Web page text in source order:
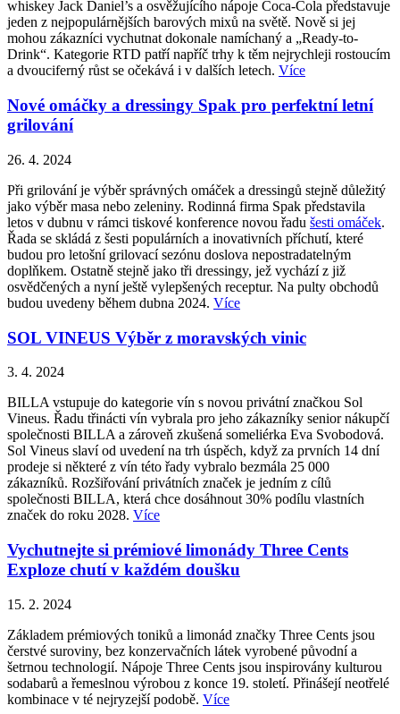
whiskey Jack Daniel’s a osvěžujícího nápoje Coca-Cola představuje
jeden z nejpopulárnějších barových mixů na světě. Nově si jej
mohou zákazníci vychutnat dokonale namíchaný a „Ready-to-
Drink“. Kategorie RTD patří napříč trhy k těm nejrychleji rostoucím
a dvouciferný růst se očekává i v dalších letech. Více
Nové omáčky a dressingy Spak pro perfektní letní
grilování
26. 4. 2024
Při grilování je výběr správných omáček a dressingů stejně důležitý
jako výběr masa nebo zeleniny. Rodinná firma Spak představila
letos v dubnu v rámci tiskové konference novou řadu šesti omáček.
Řada se skládá z šesti populárních a inovativních příchutí, které
budou pro letošní grilovací sezónu doslova nepostradatelným
doplňkem. Ostatně stejně jako tři dressingy, jež vychází z již
osvědčených a nyní ještě vylepšených receptur. Na pulty obchodů
budou uvedeny během dubna 2024. Více
SOL VINEUS Výběr z moravských vinic
3. 4. 2024
BILLA vstupuje do kategorie vín s novou privátní značkou Sol
Vineus. Řadu třinácti vín vybrala pro jeho zákazníky senior nákupčí
společnosti BILLA a zároveň zkušená someliérka Eva Svobodová.
Sol Vineus slaví od uvedení na trh úspěch, když za prvních 14 dní
prodeje si některé z vín této řady vybralo bezmála 25 000
zákazníků. Rozšiřování privátních značek je jedním z cílů
společnosti BILLA, která chce dosáhnout 30% podílu vlastních
značek do roku 2028. Více
Vychutnejte si prémiové limonády Three Cents
Exploze chutí v každém doušku
15. 2. 2024
Základem prémiových toniků a limonád značky Three Cents jsou
čerstvé suroviny, bez konzervačních látek vyrobené původní a
šetrnou technologií. Nápoje Three Cents jsou inspirovány kulturou
sodabarů a řemeslnou výrobou z konce 19. století. Přinášejí neotřelé
kombinace v té nejryzejší podobě. Více